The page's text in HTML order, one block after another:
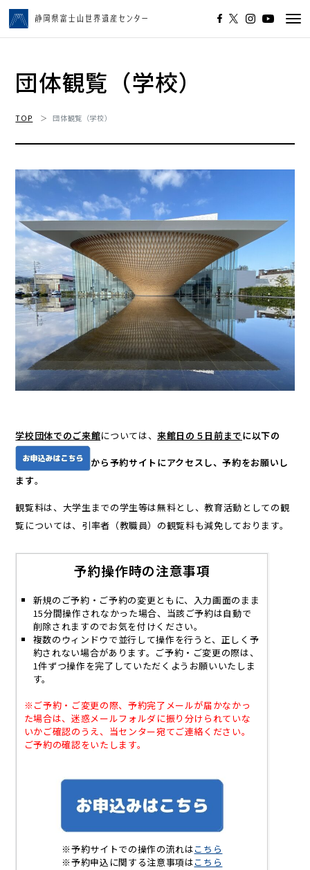
団体観覧（学校）
TOP 団体観覧（学校）
学校団体でのご来館については、来館日の５日 前までに以下の
から予約サイトにアクセスし、予約をお願いし
ます。
観覧料は、大学生までの学生等は無料とし、教育活動としての観
覧については、引率者（教職員）の観覧料も減免しております。
予約操作時の注意事項
新規のご予約・ご予約の変更ともに、入力画面のまま
15分間操作されなかった場合、当該ご予約は自動で
削除されますのでお気を付けください。
複数のウィンドウで並行して操作を行うと、正しく予
約されない場合があります。ご予約・ご変更の際は、
1件ずつ操作を完了していただくようお願いいたしま
す。
※ご予約・ご変更の際、 予約完了 メールが届かなかっ
た場合は、迷惑メールフォルダに振り分けられていな
いかご確認のうえ、 当センター宛てご連絡ください。
ご予約の確認をいたします。
※予約サイトでの操作の流れはこちら
※予約申込に関する注意事項はこちら